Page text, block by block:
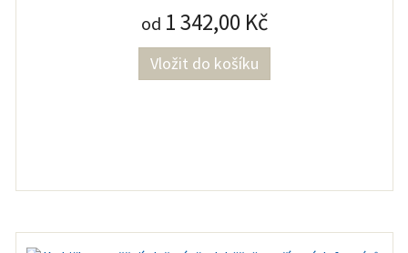
od 1 342,00 Kč